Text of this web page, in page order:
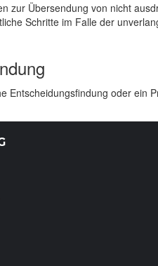
zur Übersendung von nicht
Schritte im Falle der
Entscheidungsfindung oder ein